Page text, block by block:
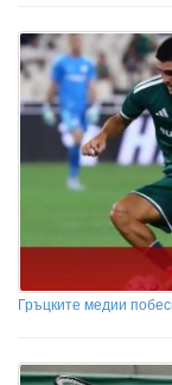
Гръцките медии